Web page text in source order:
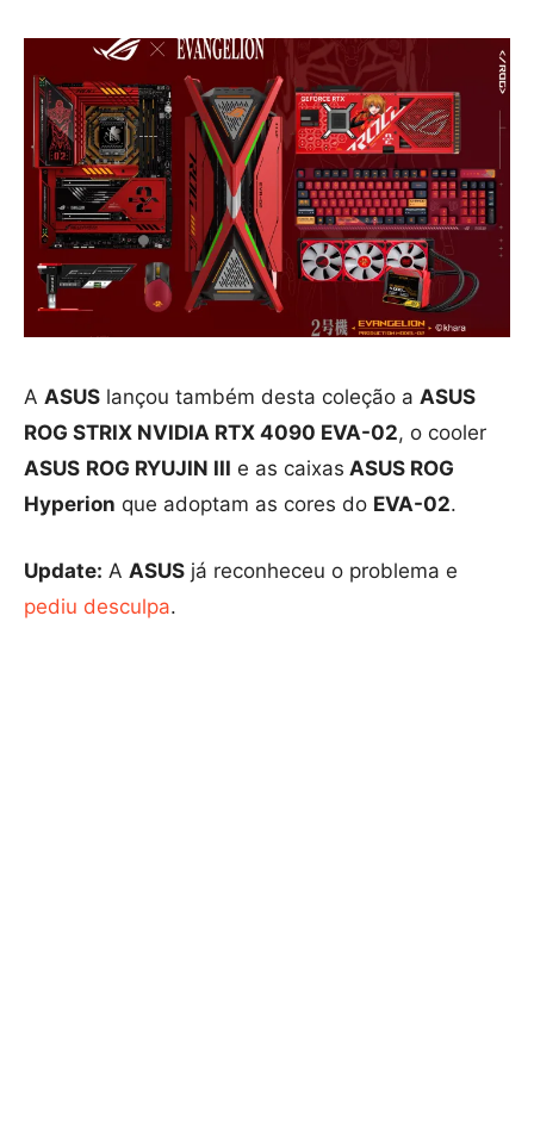
A ASUS lançou também desta coleção a ASUS
ROG STRIX NVIDIA RTX 4090 EVA-02, o cooler
ASUS ROG RYUJIN III e as caixas ASUS ROG
Hyperion que adoptam as cores do EVA-02.
Update: A ASUS já reconheceu o problema e
pediu desculpa.